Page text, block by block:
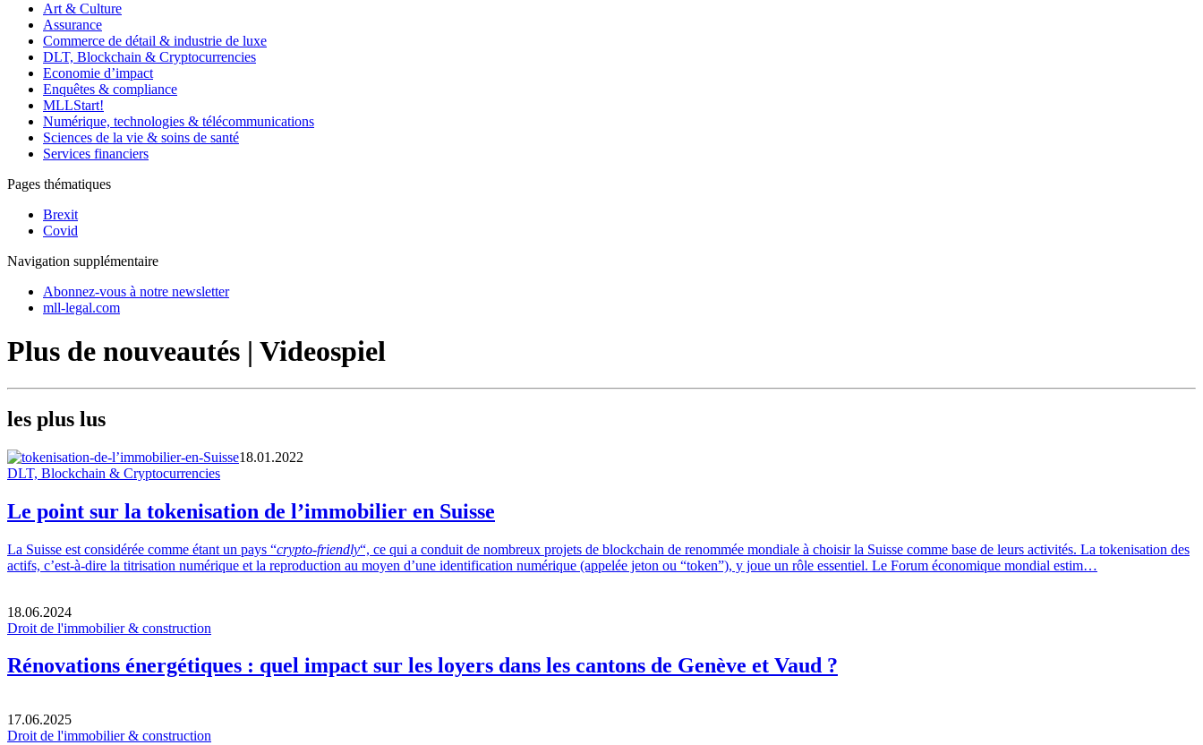
Art & Culture
Assurance
Commerce de détail & industrie de luxe
DLT, Blockchain & Cryptocurrencies
Economie d’impact
Enquêtes & compliance
MLLStart!
Numérique, technologies & télécommunications
Sciences de la vie & soins de santé
Services financiers
Pages thématiques
Brexit
Covid
Navigation supplémentaire
Abonnez-vous à notre newsletter
mll-legal.com
Plus de nouveautés | Videospiel
les plus lus
18.01.2022
DLT, Blockchain & Cryptocurrencies
Le point sur la tokenisation de l’immobilier en Suisse
La Suisse est considérée comme étant un pays “crypto-friendly“, ce qui a conduit de nombreux projets de blockchain de renommée mondiale à choisir la Suisse comme base de leurs activités. La tokenisation des
actifs, c’est-à-dire la titrisation numérique et la reproduction au moyen d’une identification numérique (appelée jeton ou “token”), y joue un rôle essentiel. Le Forum économique mondial estim…
18.06.2024
Droit de l'immobilier & construction
Rénovations énergétiques : quel impact sur les loyers dans les cantons de Genève et Vaud ?
17.06.2025
Droit de l'immobilier & construction